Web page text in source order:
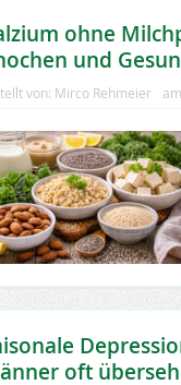
ohne
und
von: Mirco Rehmeier
oft